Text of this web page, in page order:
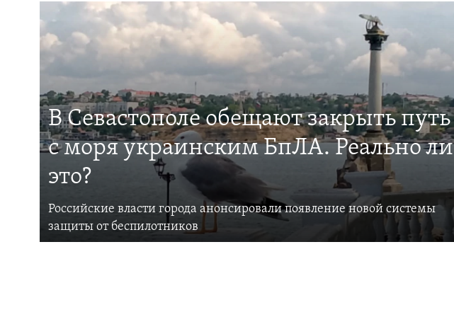
В Севастополе обещают закрыть путь
с моря украинским БпЛА. Реально ли
это?
Российские власти города анонсировали появление новой системы
защиты от беспилотников